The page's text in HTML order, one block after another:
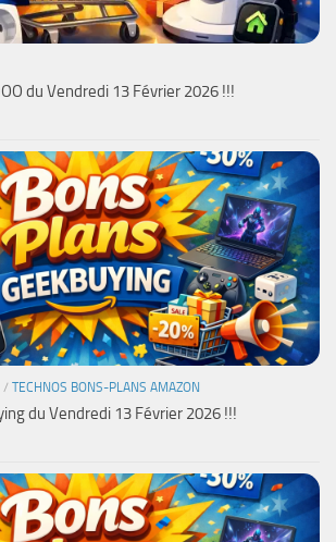
du Vendredi 13 Février 2026 !!!
/ TECHNOS BONS-PLANS AMAZON
du Vendredi 13 Février 2026 !!!